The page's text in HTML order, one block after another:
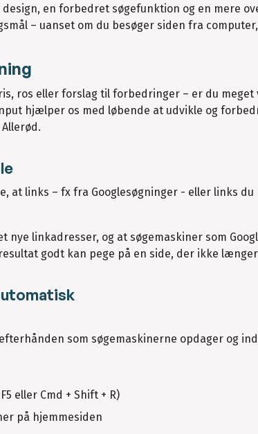
en forbedret søgefunktion og en mere
– uanset om du besøger siden fra
ros eller forslag til forbedringer – er du
hjælper os med løbende at udvikle og
at links – fx fra Googlesøgninger - eller links
nye linkadresser, og at søgemaskiner som
godt kan pege på en side, der ikke
som søgemaskinerne opdager og
eller Cmd + Shift + R)
på hjemmesiden